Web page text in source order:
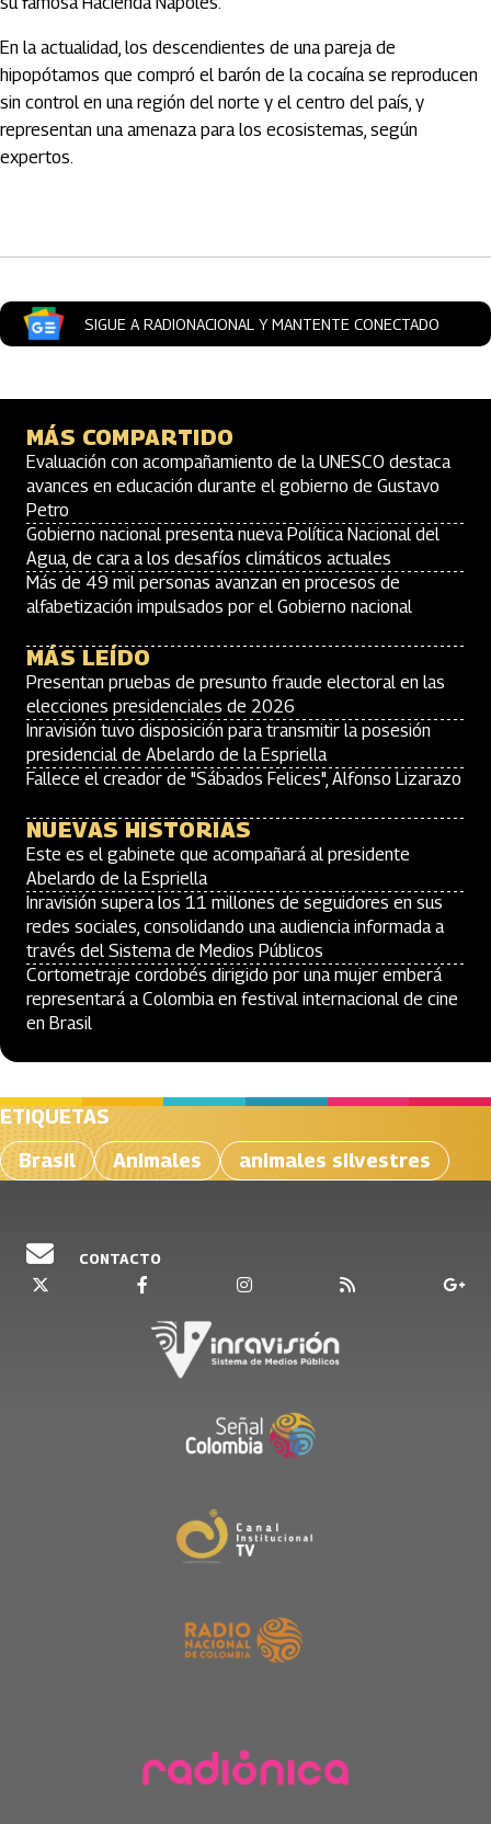
En la actualidad, los descendientes de una pareja de
hipopótamos que compró el barón de la cocaína se reproducen
sin control en una región del norte y el centro del país, y
representan una amenaza para los ecosistemas, según
expertos.
SIGUE A RADIONACIONAL Y MANTENTE CONECTADO
MÁS COMPARTIDO
Evaluación con acompañamiento de la UNESCO destaca
avances en educación durante el gobierno de Gustavo
Petro
Gobierno nacional presenta nueva Política Nacional del
Agua, de cara a los desafíos climáticos actuales
Más de 49 mil personas avanzan en procesos de
alfabetización impulsados por el Gobierno nacional
MÁS LEÍDO
Presentan pruebas de presunto fraude electoral en las
elecciones presidenciales de 2026
Inravisión tuvo disposición para transmitir la posesión
presidencial de Abelardo de la Espriella
Fallece el creador de "Sábados Felices", Alfonso Lizarazo
NUEVAS HISTORIAS
Este es el gabinete que acompañará al presidente
Abelardo de la Espriella
Inravisión supera los 11 millones de seguidores en sus
redes sociales, consolidando una audiencia informada a
través del Sistema de Medios Públicos
Cortometraje cordobés dirigido por una mujer emberá
representará a Colombia en festival internacional de cine
en Brasil
ETIQUETAS
Brasil
Animales animales silvestres
CONTACTO